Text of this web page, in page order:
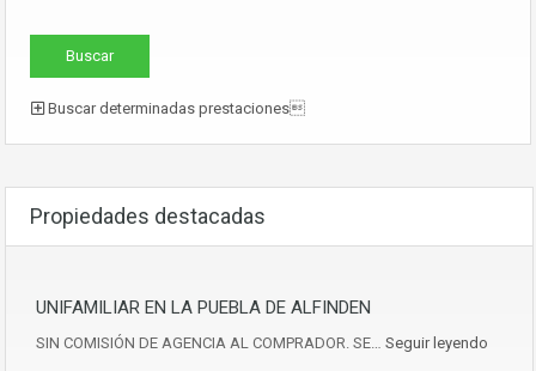
Buscar determinadas prestaciones
Propiedades destacadas
UNIFAMILIAR EN LA PUEBLA DE ALFINDEN
SIN COMISIÓN DE AGENCIA AL COMPRADOR. SE… Seguir leyendo